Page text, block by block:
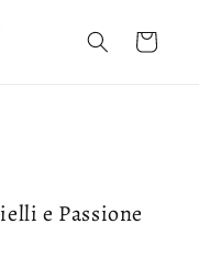
Cart
e Passione